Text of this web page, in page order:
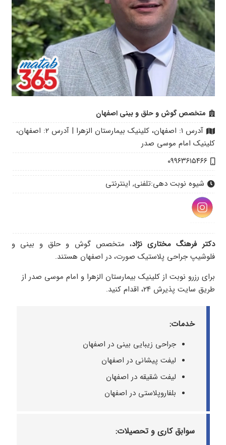
متخصص گوش و حلق و بینی اصفهان
آدرس ۱: اصفهان، کلینیک بیمارستان الزهرا | آدرس ۲: اصفهان،
کلینیک امام موسی صدر
۰۹۹۶۳۶۱۵۴۶۶
شیوه نوبت دهی:تلفنی, اینترنتی
دکتر فرهنگ مختاری‌ نژاد، متخصص گوش و حلق و بینی و
فلوشیپ جراحی پلاستیک صورت، در اصفهان هستند.
برای رزرو نوبت از کلینیک بیمارستان الزهرا و امام موسی صدر از
طریق سایت پذیرش ۲۴، اقدام کنید.
خدمات:
جراحی زیبایی بینی در اصفهان
لیفت پیشانی در اصفهان
لیفت شقیقه در اصفهان
بلفاروپلاستی در اصفهان
سوابق کاری و تحصیلات: